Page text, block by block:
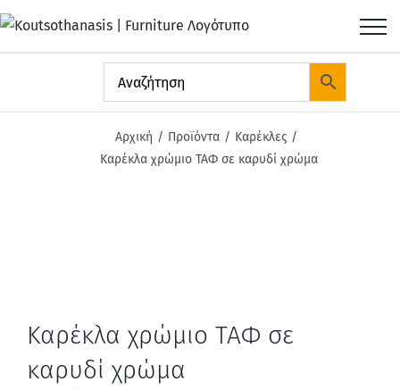
Μετάβαση
στο
Αρχική Προϊόντα
Καρέκλες
Καρέκλα χρώμιο ΤΑΦ σε καρυδί χρώμα
Καρέκλα χρώμιο ΤΑΦ σε
καρυδί χρώμα